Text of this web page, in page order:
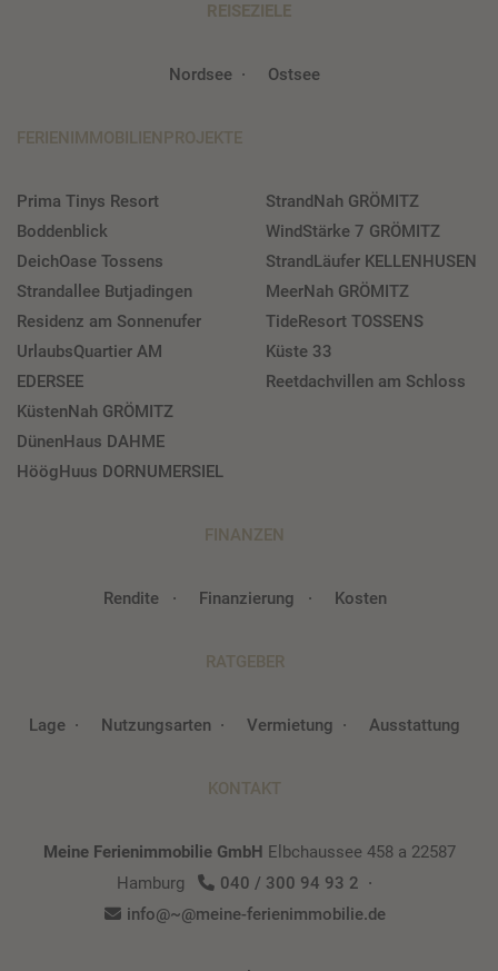
REISEZIELE
Nordsee Ostsee
FERIENIMMOBILIENPROJEKTE
Prima Tinys Resort
Boddenblick
DeichOase Tossens
Strandallee Butjadingen
Residenz am Sonnenufer
UrlaubsQuartier AM
EDERSEE
KüstenNah GRÖMITZ
DünenHaus DAHME
HöögHuus DORNUMERSIEL
StrandNah GRÖMITZ
WindStärke 7 GRÖMITZ
StrandLäufer KELLENHUSEN
MeerNah GRÖMITZ
TideResort TOSSENS
Küste 33
Reetdachvillen am Schloss
FINANZEN
Rendite Finanzierung Kosten
RATGEBER
Lage Nutzungsarten Vermietung Ausstattung
KONTAKT
Meine Ferienimmobilie GmbH Elbchaussee 458 a 22587
Hamburg
040 / 300 94 93 2
info@~@meine-ferienimmobilie.de